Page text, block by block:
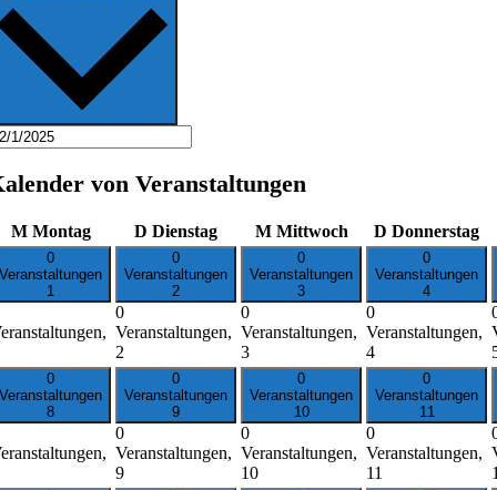
von Veranstaltungen
M Montag D Dienstag M Mittwoch D Donnerstag
0
Veranstaltungen
1
0
Veranstaltungen
2
0
Veranstaltungen,
2
0
Veranstaltungen
3
0
Veranstaltungen,
3
0
Veranstaltungen
4
0
Veranstaltungen,
4
0
Veranstaltungen
8
0
Veranstaltungen
9
0
Veranstaltungen,
9
0
Veranstaltungen
10
0
Veranstaltungen,
10
0
Veranstaltungen
11
0
Veranstaltungen,
11